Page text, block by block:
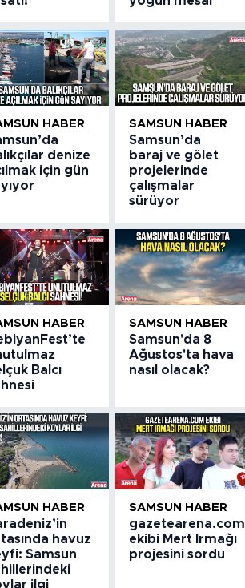
HABER
denize
için gün
SAMSUN HABER
Samsun’da
baraj ve gölet
projelerinde
çalışmalar
sürüyor
HABER
Balcı
SAMSUN HABER
Samsun'da 8
Ağustos'ta hava
nasıl olacak?
HABER
havuz
Samsun
ilgi
SAMSUN HABER
gazetearena.com
ekibi Mert Irmağı
projesini sordu